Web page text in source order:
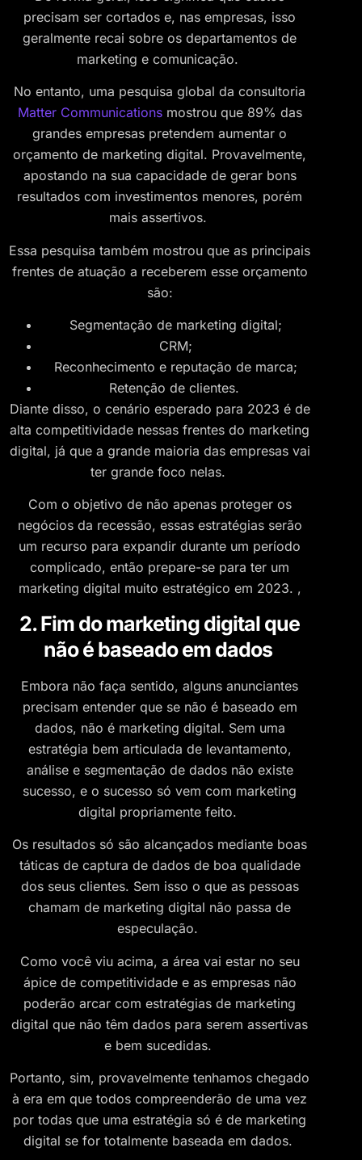
precisam ser cortados e, nas empresas, isso
geralmente recai sobre os departamentos de
marketing e comunicação.
No entanto, uma pesquisa global da consultoria
Matter Communicationsmostrou que 89% das
grandes empresas pretendem aumentar o
orçamento de marketing digital. Provavelmente,
apostando na sua capacidade de gerar bons
resultados com investimentos menores, porém
mais assertivos.
Essa pesquisa também mostrou que as principais
frentes de atuação a receberem esse orçamento
são:
Segmentação de marketing digital;
CRM;
Reconhecimento e reputação de marca;
Retenção de clientes.
Diante disso, o cenário esperado para 2023 é de
alta competitividade nessas frentes do marketing
digital, já que a grande maioria das empresas vai
ter grande foco nelas.
Com o objetivo de não apenas proteger os
negócios da recessão, essas estratégias serão
um recurso para expandir durante um período
complicado, então prepare-se para ter um
marketing digital muito estratégico em 2023. ,
2. Fim do marketing digital que
não é baseado em dados
Embora não faça sentido, alguns anunciantes
precisam entender que se não é baseado em
dados, não é marketing digital. Sem uma
estratégia bem articulada de levantamento,
análise e segmentação de dados não existe
sucesso, e o sucesso só vem com marketing
digital propriamente feito.
Os resultados só são alcançados mediante boas
táticas de captura de dados de boa qualidade
dos seus clientes. Sem isso o que as pessoas
chamam de marketing digital não passa de
especulação.
Como você viu acima, a área vai estar no seu
ápice de competitividade e as empresas não
poderão arcar com estratégias de marketing
digital que não têm dados para serem assertivas
e bem sucedidas.
Portanto, sim, provavelmente tenhamos chegado
à era em que todos compreenderão de uma vez
por todas que uma estratégia só é de marketing
digital se for totalmente baseada em dados.